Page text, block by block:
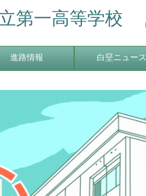
第一高等学校
進路情報 白堊ニュース